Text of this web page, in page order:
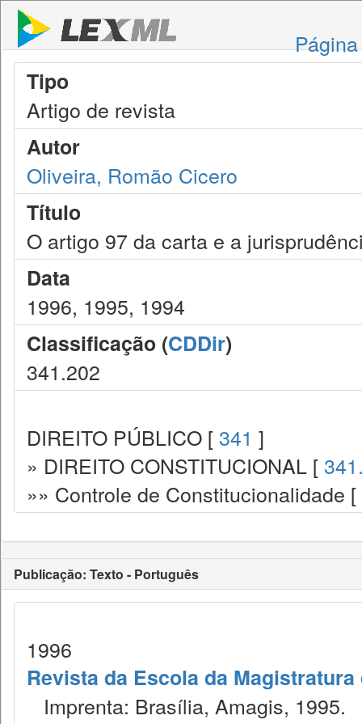
Tipo
Artigo de revista
Autor
Oliveira, Romão Cicero
Título
O artigo 97 da carta e a
Data
1996, 1995, 1994
Classificação (CDDir)
341.202
DIREITO PÚBLICO [ 341 ]
» DIREITO CONSTITUCIONAL [
»» Controle de Constitucionalidade [
Publicação: Texto - Português
1996
Revista da Escola da
Imprenta: Brasília, Amagis, 1995.